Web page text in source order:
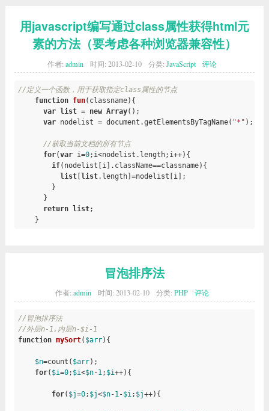
用javascript编写通过class属性获得html元
素的方法（要考虑各种浏览器兼容性）
作者: admin 时间: 2013-02-10 分类: JavaScript 评论
//定义一个函数，用于获取指定class属性的节点
function fun(classname) {
var list = new Array();
var nodelist = document.getElementsByTagName( "*" );
//获取当前文档的所有节点
for(var i=0;i<nodelist.length;i++){
if(nodelist[i].className==classname){
list[list.length]=nodelist[i];
        }
      }
return list;
    }
冒泡排序法
作者: admin 时间: 2013-02-10 分类: PHP 评论
//冒泡排序法
//外层n-1,内层n-$i-1
function mySort( $arr) {
$n=count( $arr);
for( $i=0; $i<$n-1; $i++){
for( $j=0; $j<$n-1-$i; $j++){